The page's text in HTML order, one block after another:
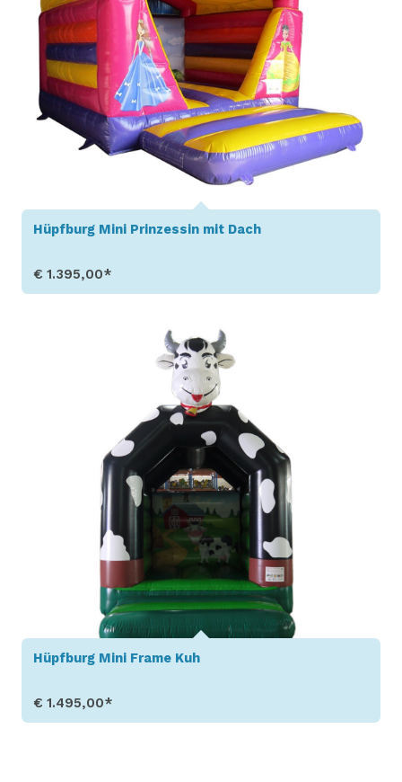
Hüpfburg Mini Prinzessin mit Dach
€ 1.395,00*
Produkt aufrufen
Hüpfburg Mini Frame Kuh
€ 1.495,00*